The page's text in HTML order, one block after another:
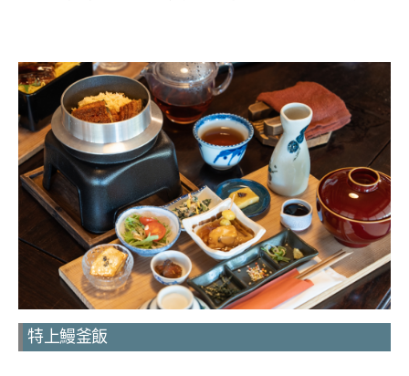
特上鰻釜飯